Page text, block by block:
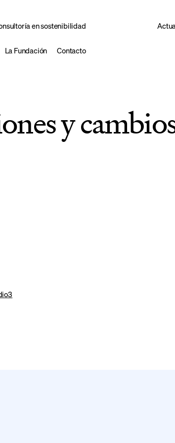
en sostenibilidad
La Fundación Contacto
y